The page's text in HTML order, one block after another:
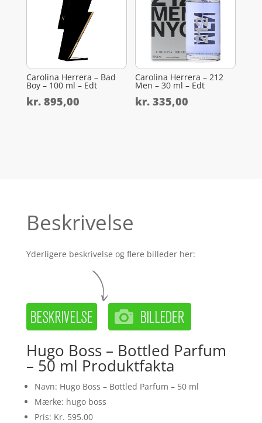
Carolina Herrera – Bad
Boy – 100 ml – Edt
kr.895,00
Carolina Herrera – 212
Men – 30 ml – Edt
kr. 335,00
Beskrivelse
Yderligere beskrivelse og flere billeder her:
Hugo Boss – Bottled Parfum
– 50 ml Produktfakta
Navn: Hugo Boss – Bottled Parfum – 50 ml
Mærke: hugo boss
Pris: Kr. 595.00